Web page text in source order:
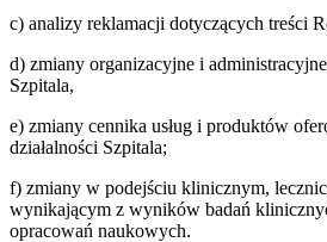
c) analizy reklamacji dotyczących treści
d) zmiany organizacyjne i
Szpitala,
e) zmiany cennika usług i produktów
działalności Szpitala;
f) zmiany w podejściu klinicznym,
wynikającym z wyników badań
opracowań naukowych.